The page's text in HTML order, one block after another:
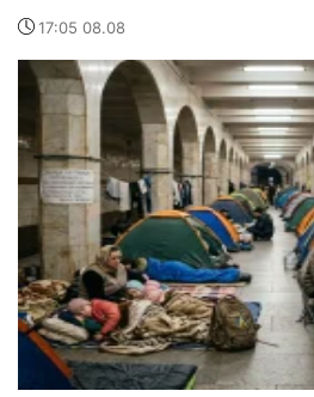
17:05 08.08